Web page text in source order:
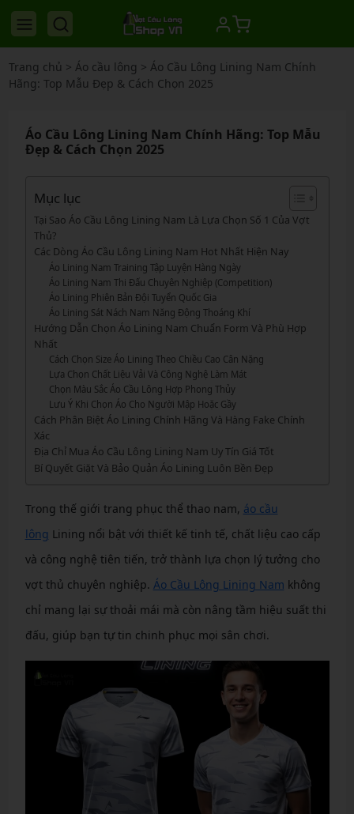
Trang chủ > Áo cầu lông > Áo Cầu Lông Lining Nam Chính
Hãng: Top Mẫu Đẹp & Cách Chọn 2025
Áo Cầu Lông Lining Nam Chính Hãng: Top Mẫu
Đẹp & Cách Chọn 2025
Mục lục
Tại Sao Áo Cầu Lông Lining Nam Là Lựa Chọn Số 1 Của Vợt
Thủ?
Các Dòng Áo Cầu Lông Lining Nam Hot Nhất Hiện Nay
Áo Lining Nam Training Tập Luyện Hàng Ngày
Áo Lining Nam Thi Đấu Chuyên Nghiệp (Competition)
Áo Lining Phiên Bản Đội Tuyển Quốc Gia
Áo Lining Sát Nách Nam Năng Động Thoáng Khí
Hướng Dẫn Chọn Áo Lining Nam Chuẩn Form Và Phù Hợp
Nhất
Cách Chọn Size Áo Lining Theo Chiều Cao Cân Nặng
Lựa Chọn Chất Liệu Vải Và Công Nghệ Làm Mát
Chọn Màu Sắc Áo Cầu Lông Hợp Phong Thủy
Lưu Ý Khi Chọn Áo Cho Người Mập Hoặc Gầy
Cách Phân Biệt Áo Lining Chính Hãng Và Hàng Fake Chính
Xác
Địa Chỉ Mua Áo Cầu Lông Lining Nam Uy Tín Giá Tốt
Bí Quyết Giặt Và Bảo Quản Áo Lining Luôn Bền Đẹp
Trong thế giới trang phục thể thao nam, áo cầu
lông Lining nổi bật với thiết kế tinh tế, chất liệu cao cấp
và công nghệ tiên tiến, trở thành lựa chọn lý tưởng cho
vợt thủ chuyên nghiệp. Áo Cầu Lông Lining Nam không
chỉ mang lại sự thoải mái mà còn nâng tầm hiệu suất thi
đấu, giúp bạn tự tin chinh phục mọi sân chơi.